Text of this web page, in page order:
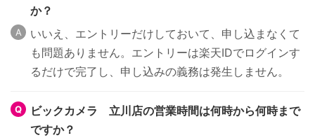
か？
いいえ、エントリーだけしておいて、申し込まなくて
も問題ありません。エントリーは楽天IDでログインす
るだけで完了し、申し込みの義務は発生しません。
ビックカメラ 立川店の営業時間は何時から何時まで
ですか？